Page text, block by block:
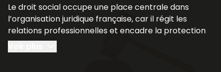
Le droit social occupe une place centrale dans
l’organisation juridique française, car il régit les
relations professionnelles et encadre la protection
des individus dans le cadre du travail. Il regroupe
l’ensemble des règles destinées à assurer l’équilibre